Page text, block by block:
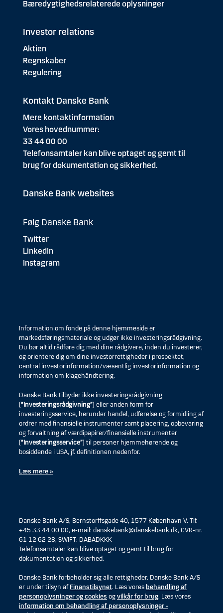
Bæredygtighedsrelaterede oplysninger
Investor relations
Aktien
Regnskaber
Regulering
Kontakt Danske Bank
Mere kontaktinformation
Vores hovednummer:
33 44 00 00
Telefonsamtaler kan blive optaget og gemt til
brug for dokumentation og sikkerhed.
Danske Bank websites
Følg Danske Bank
Twitter
LinkedIn
Instagram
Information om fonde på denne hjemmeside er
markedsføringsmateriale og udgør ikke investeringsrådgivning.
Du bør altid rådføre dig med dine rådgivere, inden du investerer,
og orientere dig om dine investorrettigheder i prospektet,
central investorinformation/væsentlig investorinformation og
information om klagehåndtering.
Danske Bank tilbyder ikke investeringsrådgivning
(”Investeringsrådgivning”) eller anden form for
investeringsservice, herunder handel, udførelse og formidling af
ordrer med finansielle instrumenter samt placering, opbevaring
og forvaltning af værdipapirer/finansielle instrumenter
(”Investeringsservice”) til personer hjemmehørende og
bosiddende i USA, jf. definitionen nedenfor.
Læs mere »
Danske Bank A/S, Bernstorffsgade 40, 1577 København V. Tlf.
+45 33 44 00 00, e-mail: danskebank@danskebank.dk, CVR-nr.
61 12 62 28, SWIFT: DABADKKK
Telefonsamtaler kan blive optaget og gemt til brug for
dokumentation og sikkerhed.
Danske Bank forbeholder sig alle rettigheder. Danske Bank A/S
er under tilsyn afFinanstilsynet. Læs vores behandling af
personoplysninger og cookies ogvilkår for brug. Læs vores
information om behandling af personoplysninger -